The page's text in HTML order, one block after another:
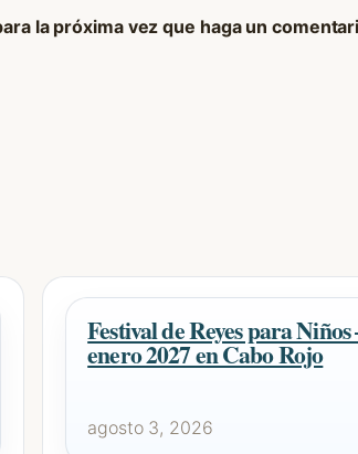
la próxima vez que haga un
Festival de Reyes para
enero 2027 en Cabo Rojo
agosto 3, 2026